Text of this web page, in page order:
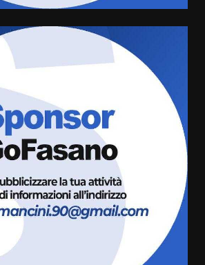
di Fratelli d’Italia,
a tornare in Consiglio
comunale
6 Agosto 2026 08:00
Cura dei beni comuni e
attiva: online
per la gestione
della Villetta di
magia del Minareto e la prima
de “L’Albergo
Il rapimento”
6 Agosto 2026 06:15